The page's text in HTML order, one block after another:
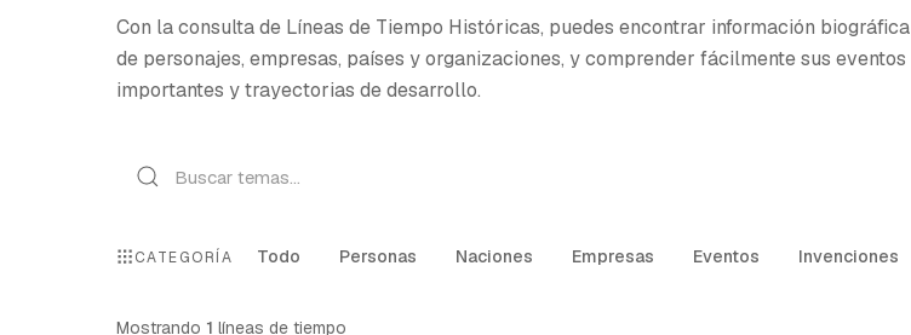
Con la consulta de Líneas de Tiempo Históricas, puedes encontrar información biográfica
de personajes, empresas, países y organizaciones, y comprender fácilmente sus eventos
importantes y trayectorias de desarrollo.
CATEGORÍA Todo Personas Naciones Empresas Eventos Invenciones
Mostrando 1 líneas de tiempo